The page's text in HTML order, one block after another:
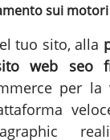
sui
tuo sito, alla
web seo
per